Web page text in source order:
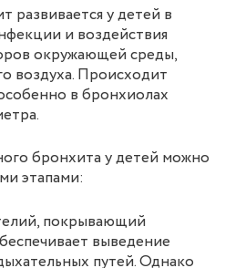
у детей в
и воздействия
окружающей среды,
воздуха. Происходит
в бронхиолах
бронхита у детей можно
этапами:
покрывающий
выведение
путей. Однако